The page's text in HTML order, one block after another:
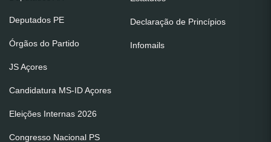
Deputados PE
Órgãos do Partido
JS Açores
Candidatura MS-ID Açores
Eleições Internas 2026
Congresso Nacional PS
Declaração de Princípios
Infomails